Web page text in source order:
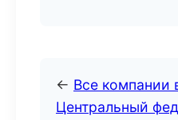
← Все компании
Центральный